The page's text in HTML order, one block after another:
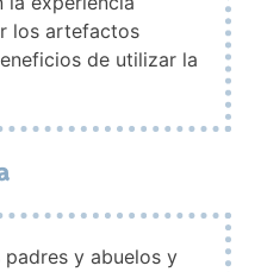
los artefactos
de utilizar la
y abuelos y